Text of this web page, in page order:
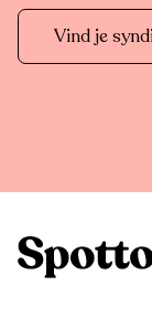
Vind je